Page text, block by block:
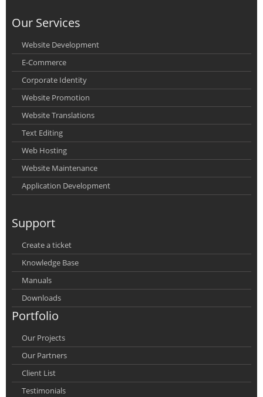
Our Services
Website Development
E-Commerce
Corporate Identity
Website Promotion
Website Translations
Text Editing
Web Hosting
Website Maintenance
Application Development
Support
Create a ticket
Knowledge Base
Manuals
Downloads
Portfolio
Our Projects
Our Partners
Client List
Testimonials